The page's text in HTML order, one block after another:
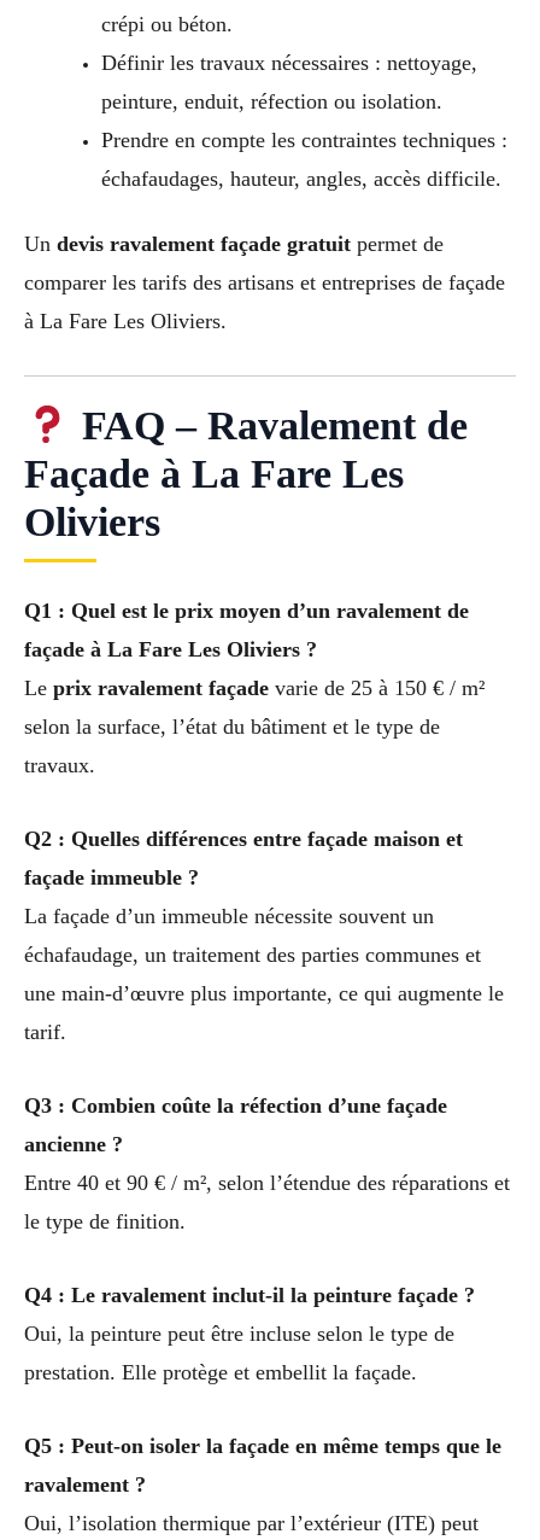
crépi ou béton.
Définir les travaux nécessaires : nettoyage,
peinture, enduit, réfection ou isolation.
Prendre en compte les contraintes techniques :
échafaudages, hauteur, angles, accès difficile.
Un devis ravalement façade gratuit permet de
comparer les tarifs des artisans et entreprises de façade
à La Fare Les Oliviers.
FAQ – Ravalement de
Façade à La Fare Les
Oliviers
Q1 : Quel est le prix moyen d’un ravalement de
façade à La Fare Les Oliviers ?
Le prix ravalement façade varie de 25 à 150 € / m²
selon la surface, l’état du bâtiment et le type de
travaux.
Q2 : Quelles différences entre façade maison et
façade immeuble ?
La façade d’un immeuble nécessite souvent un
échafaudage, un traitement des parties communes et
une main-d’œuvre plus importante, ce qui augmente le
tarif.
Q3 : Combien coûte la réfection d’une façade
ancienne ?
Entre 40 et 90 € / m², selon l’étendue des réparations et
le type de finition.
Q4 : Le ravalement inclut-il la peinture façade ?
Oui, la peinture peut être incluse selon le type de
prestation. Elle protège et embellit la façade.
Q5 : Peut-on isoler la façade en même temps que le
ravalement ?
Oui, l’isolation thermique par l’extérieur (ITE) peut